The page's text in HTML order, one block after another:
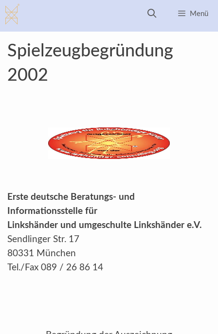
Zum
Inhalt
springen
Menü
Spielzeugbegründung
2002
Erste deutsche Beratungs- und
Informationsstelle für
Linkshänder und umgeschulte Linkshänder e.V.
Sendlinger Str. 17
80331 München
Tel./Fax 089 / 26 86 14